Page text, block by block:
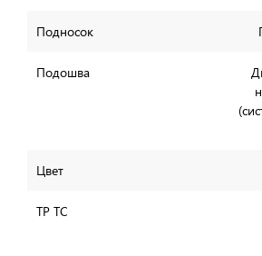
Подносок
Подошва
Цвет
ТР ТС